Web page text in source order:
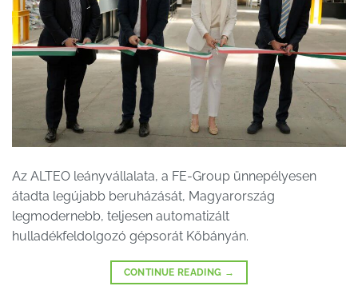
Az ALTEO leányvállalata, a FE-Group ünnepélyesen
átadta legújabb beruházását, Magyarország
legmodernebb, teljesen automatizált
hulladékfeldolgozó gépsorát Kőbányán.
CONTINUE READING →